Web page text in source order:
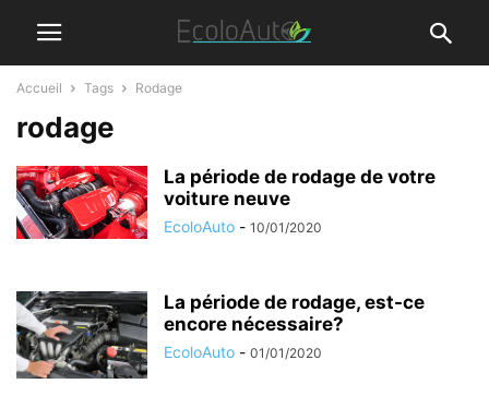
Accueil Tags Rodage
rodage
La période de rodage de votre
voiture neuve
EcoloAuto - 10/01/2020
La période de rodage, est-ce
encore nécessaire?
EcoloAuto - 01/01/2020